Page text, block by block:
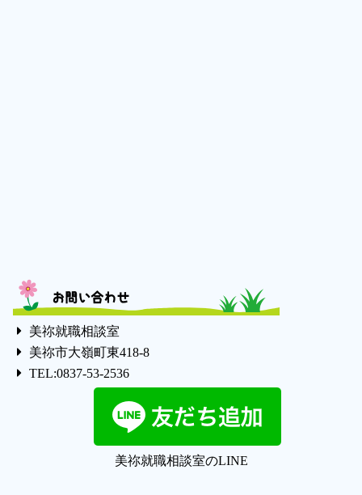
お問い合わせ
美祢就職相談室
美祢市大嶺町東418-8
TEL:0837-53-2536
美祢就職相談室のLINE